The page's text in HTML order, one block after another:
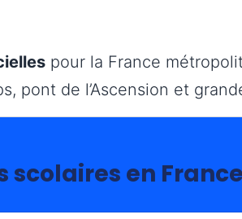
pour la France
pont de l’Ascension et
scolaires en